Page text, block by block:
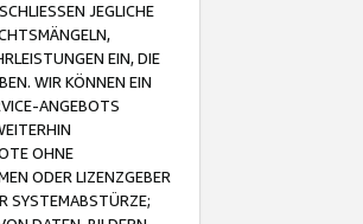
JEGLICHE
EIN, DIE
WIR KÖNNEN EIN
ANGEBOTS
OHNE
ODER LIZENZGEBER
SYSTEMABSTÜRZE;